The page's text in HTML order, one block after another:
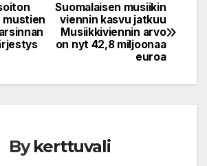
Suomalaisen musiikin
viennin kasvu jatkuu
Musiikkiviennin arvo
on nyt 42,8 miljoonaa
euroa
mustien
Bykerttuvali